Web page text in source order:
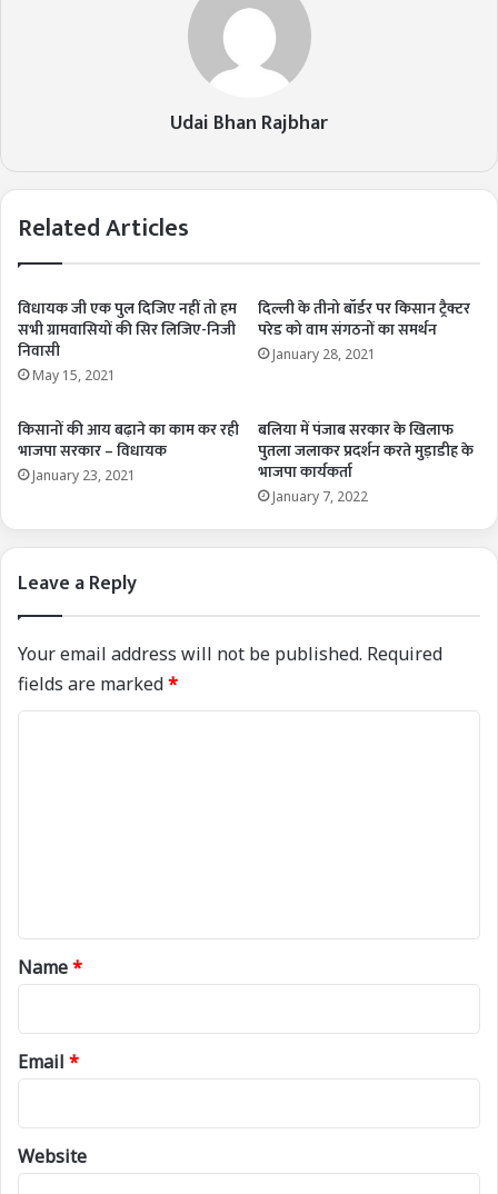
Udai Bhan Rajbhar
Related Articles
विधायक जी एक पुल दिजिए नहीं तो हम
सभी ग्रामवासियों की सिर लिजिए-निजी
निवासी
May 15, 2021
दिल्ली के तीनो बॉर्डर पर किसान ट्रैक्टर
परेड को वाम संगठनों का समर्थन
January 28, 2021
किसानों की आय बढ़ाने का काम कर रही
भाजपा सरकार – विधायक
January 23, 2021
बलिया में पंजाब सरकार के खिलाफ
पुतला जलाकर प्रदर्शन करते मुड़ाडीह के
भाजपा कार्यकर्ता
January 7, 2022
Leave a Reply
Your email address will not be published. Required
fields are marked*
*
Name*
Email *
Website